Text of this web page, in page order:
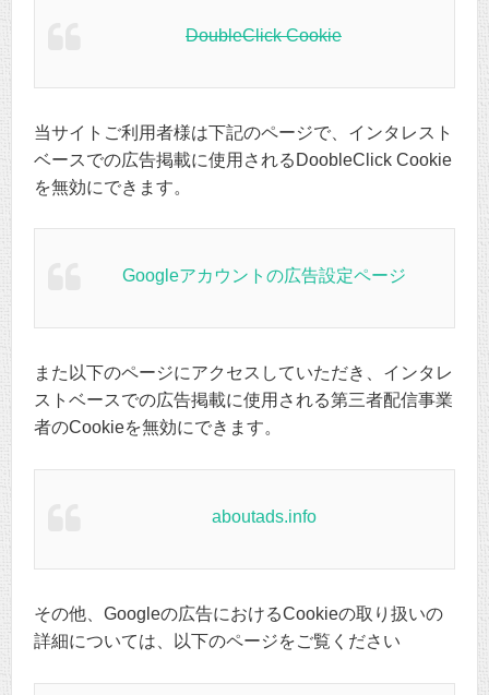
DoubleClick Cookie
当サイトご利用者様は下記のページで、インタレスト
ベースでの広告掲載に使用されるDoobleClick Cookie
を無効にできます。
Googleアカウントの広告設定ページ
また以下のページにアクセスしていただき、インタレ
ストベースでの広告掲載に使用される第三者配信事業
者のCookieを無効にできます。
aboutads.info
その他、Googleの広告におけるCookieの取り扱いの
詳細については、以下のページをご覧ください